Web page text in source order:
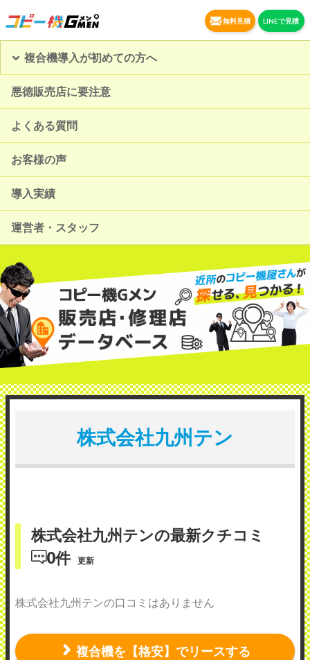
無料見積 LINEで見積
複合機導入が初めての方へ
悪徳販売店に要注意
よくある質問
お客様の声
導入実績
運営者・スタッフ
株式会社九州テン
株式会社九州テンの最新クチコミ
0件
更新
株式会社九州テンの口コミはありません
複合機を【格安】でリースする